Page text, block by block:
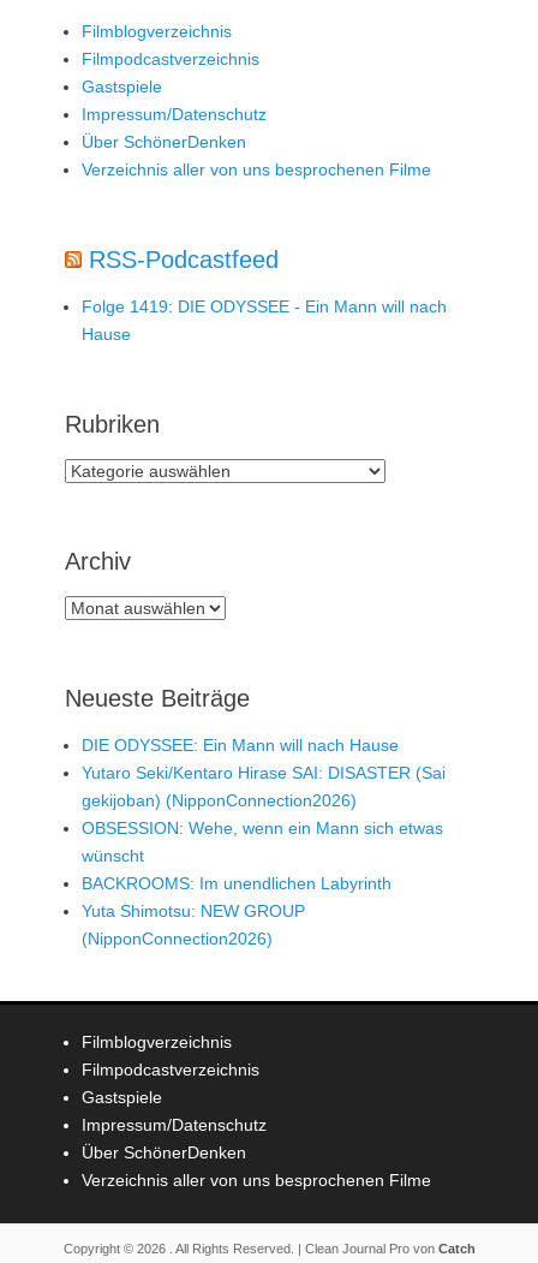
Filmblogverzeichnis
Filmpodcastverzeichnis
Gastspiele
Impressum/Datenschutz
Über SchönerDenken
Verzeichnis aller von uns besprochenen Filme
RSS-Podcastfeed
Folge 1419: DIE ODYSSEE - Ein Mann will nach
Hause
Rubriken
Rubriken
Archiv
Archiv
Neueste Beiträge
DIE ODYSSEE: Ein Mann will nach Hause
Yutaro Seki/Kentaro Hirase SAI: DISASTER (Sai
gekijoban) (NipponConnection2026)
OBSESSION: Wehe, wenn ein Mann sich etwas
wünscht
BACKROOMS: Im unendlichen Labyrinth
Yuta Shimotsu: NEW GROUP
(NipponConnection2026)
Filmblogverzeichnis
Filmpodcastverzeichnis
Gastspiele
Impressum/Datenschutz
Über SchönerDenken
Verzeichnis aller von uns besprochenen Filme
Copyright © 2026 . All Rights Reserved. | Clean Journal Pro von Catch